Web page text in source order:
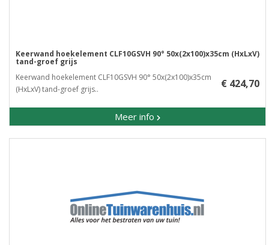
Keerwand hoekelement CLF10GSVH 90° 50x(2x100)x35cm (HxLxV)
tand-groef grijs
Keerwand hoekelement CLF10GSVH 90° 50x(2x100)x35cm
(HxLxV) tand-groef grijs..
Meer info
€ 424,70